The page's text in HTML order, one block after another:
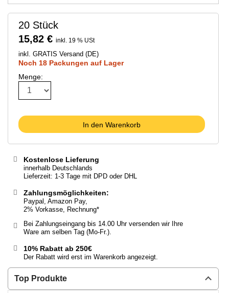
20 Stück
15,82 € inkl. 19 % USt
inkl. GRATIS Versand (DE)
Noch 18 Packungen auf Lager
Menge:
In den Warenkorb
Kostenlose Lieferung
innerhalb Deutschlands
Lieferzeit: 1-3 Tage mit DPD oder DHL
Zahlungsmöglichkeiten:
Paypal, Amazon Pay,
2% Vorkasse, Rechnung*
Bei Zahlungseingang bis 14.00 Uhr versenden wir Ihre
Ware am selben Tag (Mo-Fr.).
10% Rabatt ab 250€
Der Rabatt wird erst im Warenkorb angezeigt.
Top Produkte